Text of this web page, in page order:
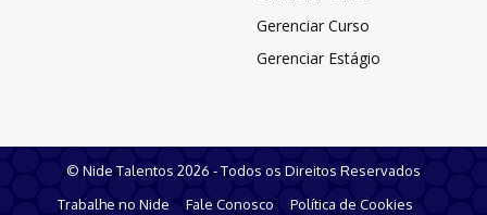
Gerenciar Curso
Gerenciar Estágio
© Nide Talentos 2026 - Todos os Direitos Reservados
Trabalhe no Nide
Fale Conosco
Política de Cookies